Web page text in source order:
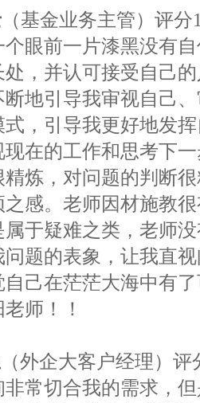
（基金业务主管）评分
个眼前一片漆黑没有
，并认可接受自己
地引导我审视自己
，引导我更好地发
在的工作和思考下
炼，对问题的判断
感。老师因材施教
于疑难之类，老师
题的表象，让我直
己在茫茫大海中有
师！！
（外企大客户经理）评
常切合我的需求，